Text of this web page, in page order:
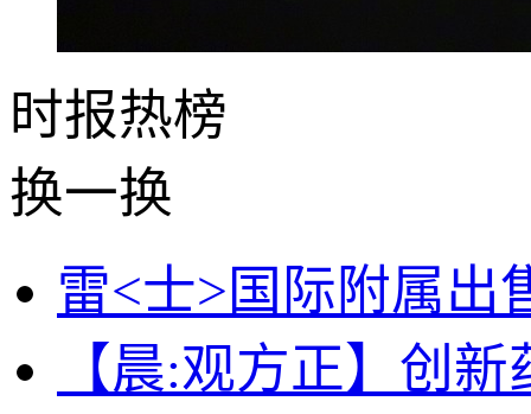
时报热榜
换一换
雷<士>国际附属出
【晨:观方正】创